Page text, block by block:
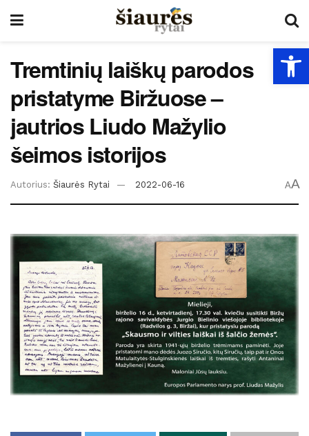
Tremtinių laiškų parodos
pristatyme Biržuose –
jautrios Liudo Mažylio
šeimos istorijos
Autorius: Šiaurės Rytai 2022-06-16 AA